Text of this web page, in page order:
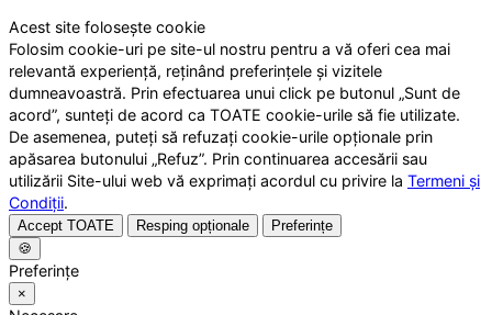
Acest site folosește cookie
Folosim cookie-uri pe site-ul nostru pentru a vă oferi cea mai
relevantă experiență, reținând preferințele și vizitele
dumneavoastră. Prin efectuarea unui click pe butonul „Sunt de
acord”, sunteți de acord ca TOATE cookie-urile să fie utilizate.
De asemenea, puteți să refuzați cookie-urile opționale prin
apăsarea butonului „Refuz”. Prin continuarea accesării sau
utilizării Site-ului web vă exprimați acordul cu privire la Termeni și
Condiții.
Accept TOATE Resping opționale
Preferințe
🍪
Preferințe
×